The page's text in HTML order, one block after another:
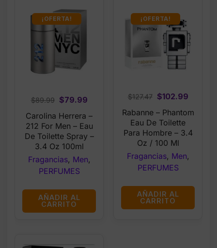
¡OFERTA!
$89.99
Original
price
was:
$89.99.
$79.99Current
is:
$79.99.
Carolina Herrera –
212 For Men – Eau
De Toilette Spray –
3.4 Oz 100ml
Fragancias, Men,
PERFUMES
AÑADIR AL
CARRITO
¡OFERTA!
$127.47
Original
price
was:
$127.47.
$102.99
Rabanne – Phantom
Eau De Toilette
Para Hombre – 3.4
Oz / 100 Ml
Fragancias, Men,
PERFUMES
AÑADIR AL
CARRITO